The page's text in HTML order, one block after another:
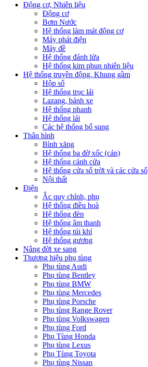
Động cơ, Nhiên liệu
Động cơ
Bơm Nước
Hệ thống làm mát động cơ
Máy phát điện
Máy đề
Hệ thống đánh lửa
Hệ thống kim phun nhiên liệu
Hệ thống truyền động, Khung gầm
Hộp số
Hệ thống trục lái
Lazang, bánh xe
Hệ thống phanh
Hệ thống lái
Các hệ thống bổ sung
Thân hình
Bình xăng
Hệ thống ba đờ xốc (cản)
Hệ thống cánh cửa
Hệ thống cửa sổ trời và các cửa sổ
Nội thất
Điện
Ắc quy chính, phụ
Hệ thống điều hoà
Hệ thống đèn
Hệ thống âm thanh
Hệ thống túi khí
Hệ thống gương
Nâng đời xe sang
Thương hiệu phụ tùng
Phụ tùng Audi
Phụ tùng Bentley
Phụ tùng BMW
Phụ tùng Mercedes
Phụ tùng Porsche
Phụ tùng Range Rover
Phụ tùng Volkswagen
Phụ tùng Ford
Phụ Tùng Honda
Phụ tùng Lexus
Phụ Tùng Toyota
Phụ tùng Nissan